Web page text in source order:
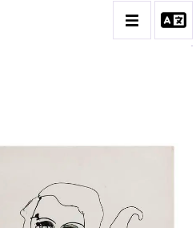
EMBRY
DES OEUVRES